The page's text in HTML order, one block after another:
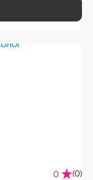
0 (0)